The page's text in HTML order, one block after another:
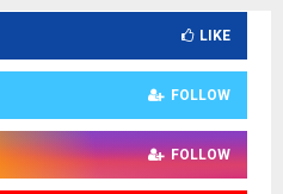
LIKE
FOLLOW
FOLLOW